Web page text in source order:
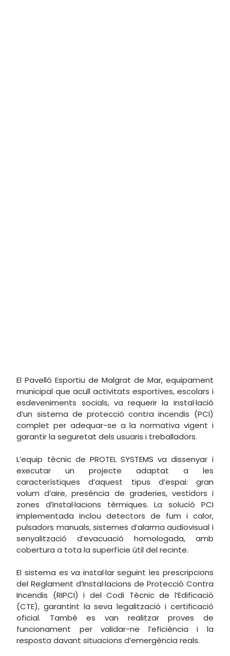
El Pavelló Esportiu de Malgrat de Mar, equipament
municipal que acull activitats esportives, escolars i
esdeveniments socials, va requerir la instal·lació
d’un sistema de protecció contra incendis (PCI)
complet per adequar-se a la normativa vigent i
garantir la seguretat dels usuaris i treballadors.
L’equip tècnic de PROTEL SYSTEMS va dissenyar i
executar un projecte adaptat a les
característiques d’aquest tipus d’espai: gran
volum d’aire, presència de graderies, vestidors i
zones d’instal·lacions tèrmiques. La solució PCI
implementada inclou detectors de fum i calor,
pulsadors manuals, sistemes d’alarma audiovisual i
senyalització d’evacuació homologada, amb
cobertura a tota la superfície útil del recinte.
El sistema es va instal·lar seguint les prescripcions
del Reglament d’Instal·lacions de Protecció Contra
Incendis (RIPCI) i del Codi Tècnic de l’Edificació
(CTE), garantint la seva legalització i certificació
oficial. També es van realitzar proves de
funcionament per validar-ne l’eficiència i la
resposta davant situacions d’emergència reals.